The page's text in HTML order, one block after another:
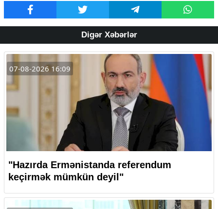
Digər Xəbərlər
07-08-2026 16:09
"Hazırda Ermənistanda referendum
keçirmək mümkün deyil"